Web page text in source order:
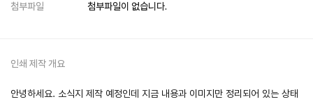
첨부파일 첨부파일이 없습니다.
인쇄 제작 개요
안녕하세요. 소식지 제작 예정인데 지금 내용과 이미지만 정리되어 있는 상태